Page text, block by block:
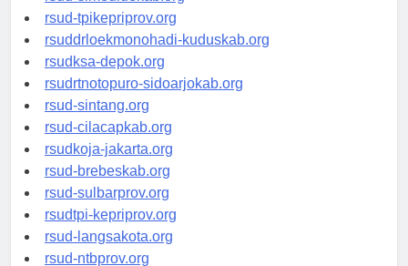
rsud-simeuluekab.org
rsud-tpikepriprov.org
rsuddrloekmonohadi-kuduskab.org
rsudksa-depok.org
rsudrtnotopuro-sidoarjokab.org
rsud-sintang.org
rsud-cilacapkab.org
rsudkoja-jakarta.org
rsud-brebeskab.org
rsud-sulbarprov.org
rsudtpi-kepriprov.org
rsud-langsakota.org